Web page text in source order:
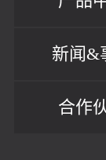
新闻&
合作